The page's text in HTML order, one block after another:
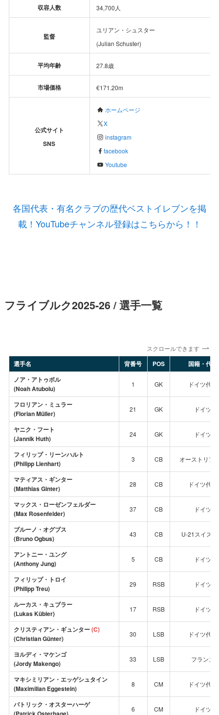
収容人数 34,700人
監督
ユリアン・シュスター
(Julian Schuster)
平均年齢 27.8歳
市場価格 €171.20m
公式サイト
SNS
ホームページ
X
instagram
facebook
Youtube
各国代表・有名クラブの歴代ベストイレブンを掲
載！YouTubeチャンネル登録はこちらから！！
フライブルク2025-26 / 選手一覧
スクロールできます
選手名 背番号 POS
国籍・代表
ノア・アトゥボル
(Noah Atubolu)
1 GK ドイツ代表
フロリアン・ミュラー
(Florian Müller)
21 GK ドイツ
ヤニク・フート
(Jannik Huth)
24 GK ドイツ
フィリップ・リーンハルト
(Philipp Lienhart)
3 CB オーストリア
マティアス・ギンター
(Matthias Ginter)
28 CB ドイツ代表
マックス・ローゼンフェルダー
(Max Rosenfelder)
37 CB ドイツ
ブルーノ・オグブス
(Bruno Ogbus)
43 CB U-21スイス
アントニー・ユング
(Anthony Jung)
5 CB ドイツ
フィリップ・トロイ
(Philipp Treu)
29 RSB ドイツ
ルーカス・キュブラー
(Lukas Kübler)
17 RSB ドイツ
クリスティアン・ギュンター(C)
(Christian Günter)
30 LSB ドイツ代表
ヨルディ・マケンゴ
(Jordy Makengo)
33 LSB フランス
マキシミリアン・エッゲシュタイン
(Maximilian Eggestein)
8 CM ドイツ代表
パトリック・オスターハーゲ
6 CM ドイツ